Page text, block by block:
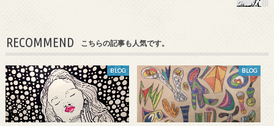
RECOMMEND こちらの記事も人気です。
BLOG BLOG